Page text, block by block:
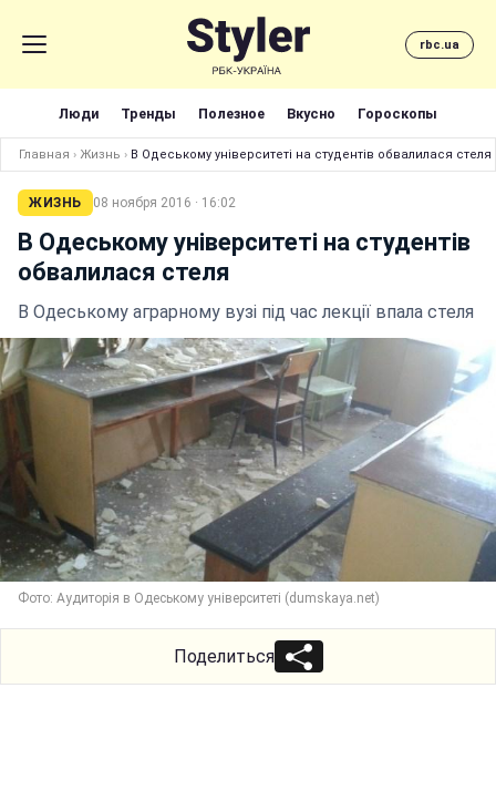
rbc.ua
Люди Тренды Полезное Вкусно Гороскопы
Главная › Жизнь › В Одеському університеті на студентів обвалилася стеля
ЖИЗНЬ 08 ноября 2016 · 16:02
В Одеському університеті на студентів
обвалилася стеля
В Одеському аграрному вузі під час лекції впала стеля
Фото: Аудиторія в Одеському університеті (dumskaya.net)
Поделиться